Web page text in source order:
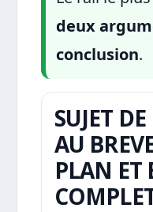
deux
conclusion.
SUJET
AU
PLAN ET